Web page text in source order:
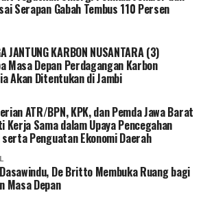
BPJS Kesehatan.
dan menghemat waktu, menurutnya
kanal layanan digital memberikan
bagi peserta untuk mengurus
kebutuhan dan kondisi masing-
kepesertaan JKN penting dimiliki
kesehatan bagi diri sendiri
mendukung keberlangsungan
Serapan Gabah Tembus 110 Persen
JANTUNG KARBON NUSANTARA (3)
Masa Depan Perdagangan Karbon
Akan Ditentukan di Jambi
ATR/BPN, KPK, dan Pemda Jawa Barat
Kerja Sama dalam Upaya Pencegahan
Penguatan Ekonomi Daerah
De Britto Membuka Ruang bagi
Masa Depan